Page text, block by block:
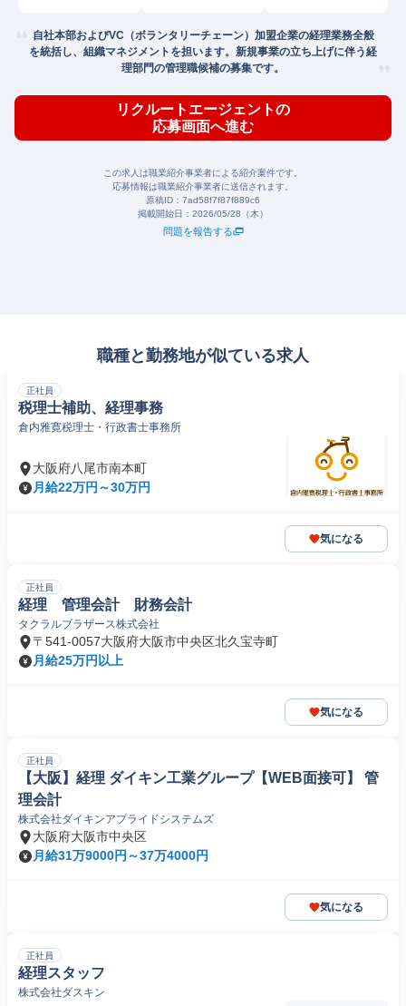
自社本部およびVC（ボランタリーチェーン）加盟企業の経理業務全般
を統括し、組織マネジメントを担います。新規事業の立ち上げに伴う経
理部門の管理職候補の募集です。
リクルートエージェントの
応募画面へ進む
この求人は職業紹介事業者による紹介案件です。
応募情報は職業紹介事業者に送信されます。
原稿ID： 7ad58f7f87f889c6
掲載開始日： 2026/05/28（木）
問題を報告する
職種と勤務地が似ている求人
正社員
税理士補助、経理事務
倉内雅寛税理士・行政書士事務所
大阪府八尾市南本町
月給22万円～30万円
気になる
正社員
経理 管理会計 財務会計
タクラルブラザース株式会社
〒541-0057大阪府大阪市中央区北久宝寺町
月給25万円以上
気になる
正社員
【大阪】経理 ダイキン工業グループ【WEB面接可】 管
理会計
株式会社ダイキンアプライドシステムズ
大阪府大阪市中央区
月給31万9000円～37万4000円
気になる
正社員
経理スタッフ
株式会社ダスキン